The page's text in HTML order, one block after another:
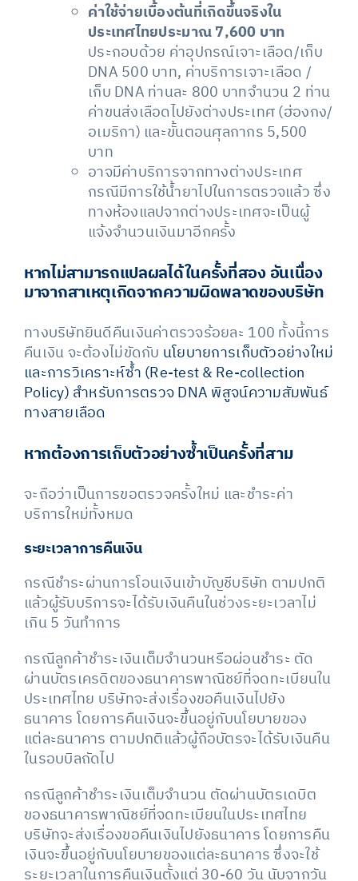
ค่าใช้จ่ายเบื้องต้นที่เกิดขึ้นจริงใน
ประเทศไทยประมาณ 7,600 บาท
ประกอบด้วย ค่าอุปกรณ์เจาะเลือด/เก็บ
DNA 500 บาท, ค่าบริการเจาะเลือด /
เก็บ DNA ท่านละ 800 บาทจำนวน 2 ท่าน
ค่าขนส่งเลือดไปยังต่างประเทศ (ฮ่องกง/
อเมริกา) และขั้นตอนศุลกากร 5,500
บาท
อาจมีค่าบริการจากทางต่างประเทศ
กรณีมีการใช้น้ำยาไปในการตรวจแล้ว ซึ่ง
ทางห้องแลปจากต่างประเทศจะเป็นผู้
แจ้งจำนวนเงินมาอีกครั้ง
หากไม่สามารถแปลผลได้ในครั้งที่สอง อันเนื่อง
มาจากสาเหตุเกิดจากความผิดพลาดของบริษัท
ทางบริษัทยินดีคืนเงินค่าตรวจร้อยละ 100 ทั้งนี้การ
คืนเงิน จะต้องไม่ขัดกับ นโยบายการเก็บตัวอย่างใหม่
และการวิเคราะห์ซ้ำ (Re-test & Re-collection
Policy) สำหรับการตรวจ DNA พิสูจน์ความสัมพันธ์
ทางสายเลือด
หากต้องการเก็บตัวอย่างซ้ำเป็นครั้งที่สาม
จะถือว่าเป็นการขอตรวจครั้งใหม่ และชำระค่า
บริการใหม่ทั้งหมด
ระยะเวลาการคืนเงิน
กรณีชำระผ่านการโอนเงินเข้าบัญชีบริษัท ตามปกติ
แล้วผู้รับบริการจะได้รับเงินคืนในช่วงระยะเวลาไม่
เกิน 5 วันทำการ
กรณีลูกค้าชำระเงินเต็มจำนวนหรือผ่อนชำระ ตัด
ผ่านบัตรเครดิตของธนาคารพาณิชย์ที่จดทะเบียนใน
ประเทศไทย บริษัทจะส่งเรื่องขอคืนเงินไปยัง
ธนาคาร โดยการคืนเงินจะขึ้นอยู่กับนโยบายของ
แต่ละธนาคาร ตามปกติแล้วผู้ถือบัตรจะได้รับเงินคืน
ในรอบบิลถัดไป
กรณีลูกค้าชำระเงินเต็มจำนวน ตัดผ่านบัตรเดบิต
ของธนาคารพาณิชย์ที่จดทะเบียนในประเทศไทย
บริษัทจะส่งเรื่องขอคืนเงินไปยังธนาคาร โดยการคืน
เงินจะขึ้นอยู่กับนโยบายของแต่ละธนาคาร ซึ่งจะใช้
ระยะเวลาในการคืนเงินตั้งแต่ 30-60 วัน นับจากวัน